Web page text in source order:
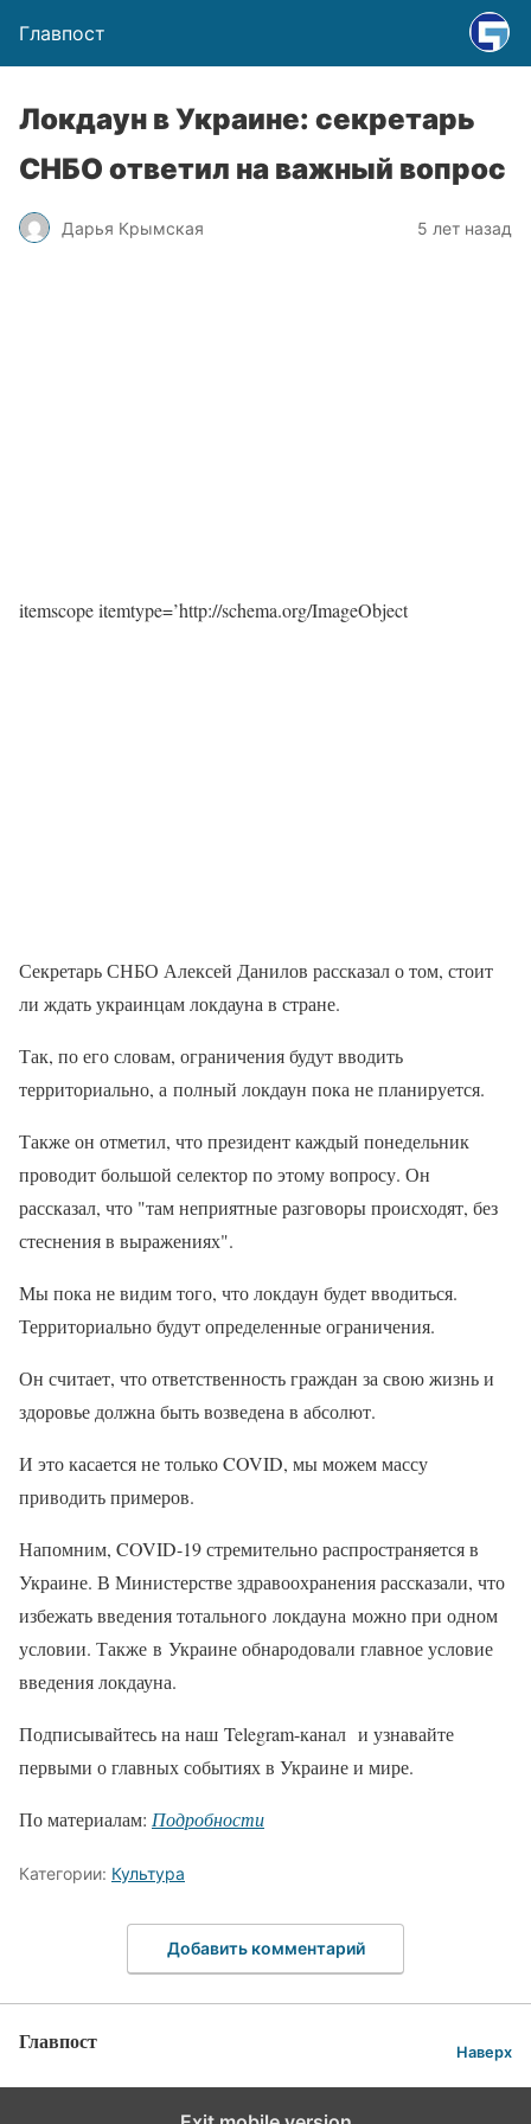
Главпост
Локдаун в Украине: секретарь
СНБО ответил на важный вопрос
Дарья Крымская 5 лет назад
itemscope itemtype=’http://schema.org/ImageObject
Секретарь СНБО Алексей Данилов рассказал о том, стоит
ли ждать украинцам локдауна в стране.
Так, по его словам, ограничения будут вводить
территориально, а полный локдаун пока не планируется.
Также он отметил, что президент каждый понедельник
проводит большой селектор по этому вопросу. Он
рассказал, что "там неприятные разговоры происходят, без
стеснения в выражениях".
Мы пока не видим того, что локдаун будет вводиться.
Территориально будут определенные ограничения.
Он считает, что ответственность граждан за свою жизнь и
здоровье должна быть возведена в абсолют.
И это касается не только COVID, мы можем массу
приводить примеров.
Напомним, COVID-19 стремительно распространяется в
Украине. В Министерстве здравоохранения рассказали, что
избежать введения тотального локдауна можно при одном
условии. Также в Украине обнародовали главное условие
введения локдауна.
Подписывайтесь на наш Telegram-канал и узнавайте
первыми о главных событиях в Украине и мире.
По материалам: Подробности
Категории: Культура
Добавить комментарий
Главпост Наверх